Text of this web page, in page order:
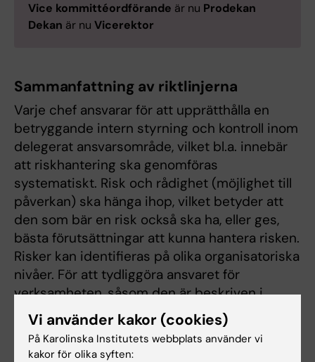
Vice kommittéordförande är nu Prodekan
Dekan är nu Vicerektor
Sammanfattning av riktlinjerna
Varje chef ansvarar för att upprätthålla en
betryggande intern styrning och kontroll inom
delegerat ansvarsområde, vilket bl.a. innebär
att riskhantering ska genomföras
systematiskt. Risk och rådighet (möjlighet till
påverkan) ska hänga ihop, vilket betyder att
den som bär en risk också ska ha, eller ges,
bästa förutsättningar att kunna hantera risken.
Risker kan identifieras på olika organisatoriska
nivåer. För att tydliggöra ansvaret för
verksamheten, såsom den är beskriven i
besluts- och delegationsordningen, används
termer som strategisk, taktisk och
operationell risk.
Vi använder kakor (cookies)
På Karolinska Institutets webbplats använder vi
kakor för olika syften: